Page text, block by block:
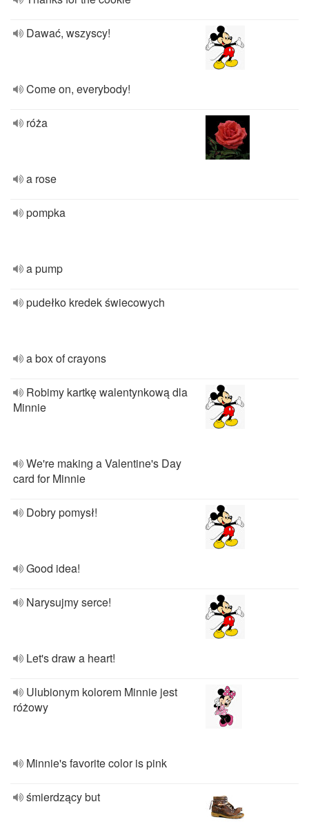
Dawać, wszyscy!
Come on, everybody!
róża
a rose
pompka
a pump
pudełko kredek świecowych
a box of crayons
Robimy kartkę walentynkową dla
Minnie
We're making a Valentine's Day
card for Minnie
Dobry pomysł!
Good idea!
Narysujmy serce!
Let's draw a heart!
Ulubionym kolorem Minnie jest
różowy
Minnie's favorite color is pink
śmierdzący but